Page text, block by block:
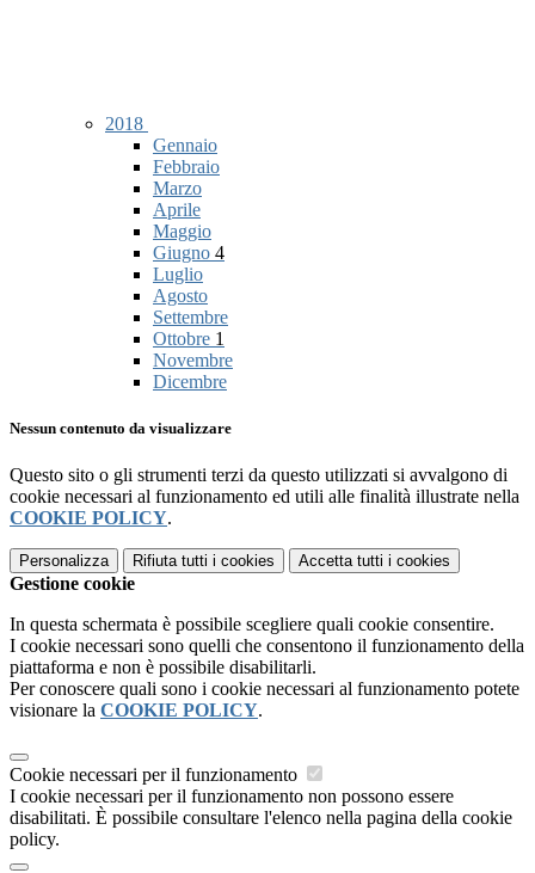
2018
Gennaio
Febbraio
Marzo
Aprile
Maggio
Giugno 4
Luglio
Agosto
Settembre
Ottobre 1
Novembre
Dicembre
Nessun contenuto da visualizzare
Questo sito o gli strumenti terzi da questo utilizzati si avvalgono di
cookie necessari al funzionamento ed utili alle finalità illustrate nella
COOKIE POLICY.
Personalizza Rifiuta tutti i cookies Accetta tutti i cookies
Gestione cookie
In questa schermata è possibile scegliere quali cookie consentire.
I cookie necessari sono quelli che consentono il funzionamento della
piattaforma e non è possibile disabilitarli.
Per conoscere quali sono i cookie necessari al funzionamento potete
visionare la COOKIE POLICY.
Cookie necessari per il funzionamento
I cookie necessari per il funzionamento non possono essere
disabilitati. È possibile consultare l'elenco nella pagina della cookie
policy.